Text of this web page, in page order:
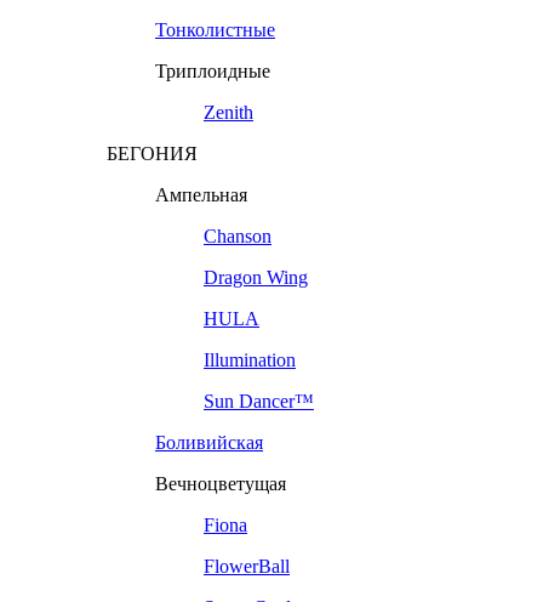
Тонколистные
Триплоидные
Zenith
БЕГОНИЯ
Ампельная
Chanson
Dragon Wing
HULA
Illumination
Sun Dancer™
Боливийская
Вечноцветущая
Fiona
FlowerBall